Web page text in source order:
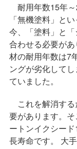
耐用年数15年～
「無機塗料」と
今、「塗料」と
合わせる必要が
材の耐用年数は7
ングが劣化して
ていました。
これを解消する
要があります。
ートンイクシー
長寿命です。 大